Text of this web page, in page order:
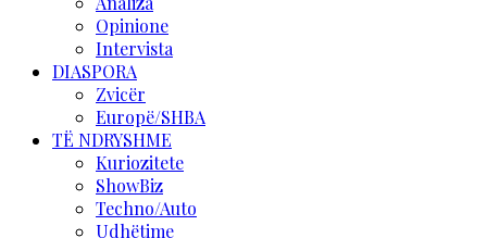
Opinione
Intervista
DIASPORA
Zvicër
Europë/SHBA
TË NDRYSHME
Kuriozitete
ShowBiz
Techno/Auto
Udhëtime